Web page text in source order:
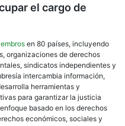
de
el cargo de
en 80 países, incluyendo
organizaciones de derechos
sindicatos independientes y
intercambia información,
herramientas y
para garantizar la justicia
basado en los derechos
económicos, sociales y